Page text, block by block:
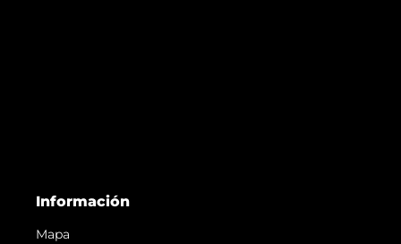
Información
Mapa